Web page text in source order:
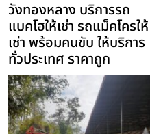
วังทองหลาง บริการรถ
แบคโฮให้เช่า รถแม็คโครให้
เช่า พร้อมคนขับ ให้บริการ
ทั่วประเทศ ราคาถูก